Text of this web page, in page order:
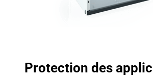
Protection des